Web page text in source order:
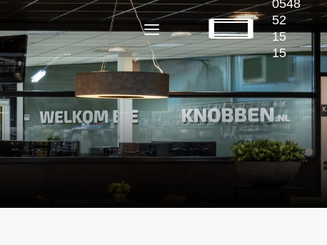
0548
52
15
15